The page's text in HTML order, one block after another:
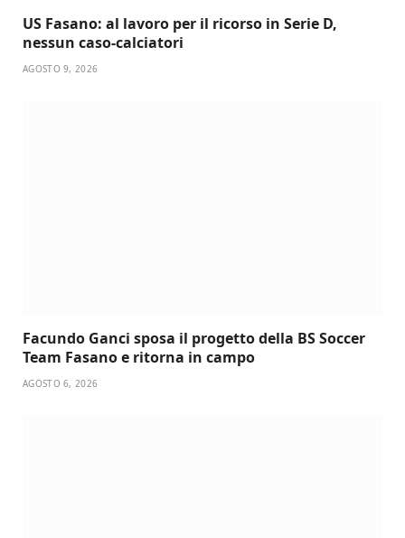
US Fasano: al lavoro per il ricorso in Serie D,
nessun caso-calciatori
AGOSTO 9, 2026
Facundo Ganci sposa il progetto della BS Soccer
Team Fasano e ritorna in campo
AGOSTO 6, 2026